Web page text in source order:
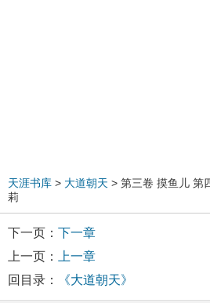
天涯书库 > 大道朝天 > 第三卷 摸鱼儿 第
莉
下一页： 下一章
上一页：
上一章
回目录：
《大道朝天》